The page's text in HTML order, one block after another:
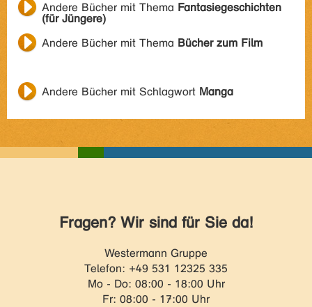
Andere Bücher mit Thema Fantasiegeschichten
(für Jüngere)
Andere Bücher mit Thema Bücher zum Film
Andere Bücher mit Schlagwort Manga